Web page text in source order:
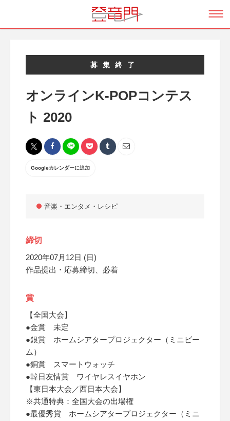
募集終了
オンラインK-POPコンテス
ト 2020
Googleカレンダーに追加
音楽・エンタメ・レシピ
締切
2020年07月12日 (日)
作品提出・応募締切、必着
賞
【全国大会】
●金賞 未定
●銀賞 ホームシアタープロジェクター（ミニビー
ム）
●銅賞 スマートウォッチ
●韓日友情賞 ワイヤレスイヤホン
【東日本大会／西日本大会】
※共通特典：全国大会の出場権
●最優秀賞 ホームシアタープロジェクター（ミニ